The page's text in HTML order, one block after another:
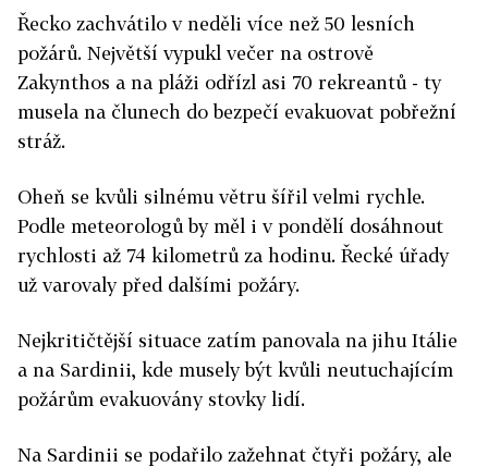
Řecko zachvátilo v neděli více než 50 lesních
požárů. Největší vypukl večer na ostrově
Zakynthos a na pláži odřízl asi 70 rekreantů - ty
musela na člunech do bezpečí evakuovat pobřežní
stráž.
Oheň se kvůli silnému větru šířil velmi rychle.
Podle meteorologů by měl i v pondělí dosáhnout
rychlosti až 74 kilometrů za hodinu. Řecké úřady
už varovaly před dalšími požáry.
Nejkritičtější situace zatím panovala na jihu Itálie
a na Sardinii, kde musely být kvůli neutuchajícím
požárům evakuovány stovky lidí.
Na Sardinii se podařilo zažehnat čtyři požáry, ale